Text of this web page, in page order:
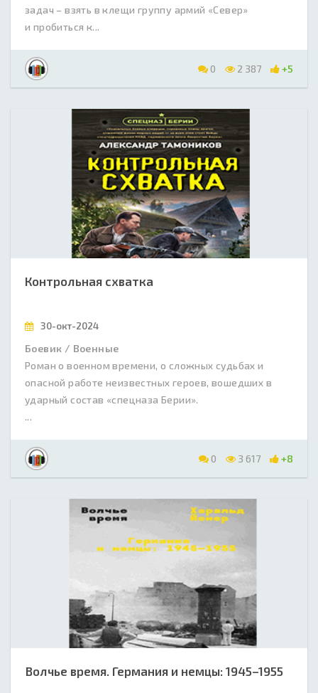
задач – взять в клещи группу армий «Север»
и пробиться к...
0 2 387 +5
Контрольная схватка
30-окт-2024
Боевик / Военные
Роман о военном времени, о сложных судьбах и
опасной работе неизвестных героев, вошедших в
ударный состав «спецназа Берии».
...
0 3 617 +8
Волчье время. Германия и немцы: 1945–1955